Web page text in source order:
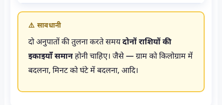
⚠️ सावधानी
दो अनुपातों की तुलना करते समयदोनों राशियों की
इकाइयाँ समानहोनी चाहिए। जैसे — ग्राम को किलोग्राम में
बदलना, मिनट को घंटे में बदलना, आदि।